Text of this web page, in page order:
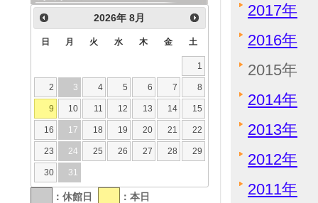
2017年
2016年
2015年
2014年
2013年
2012年
2011年
2026年8月
日 月 火 水 木 金 土
1
2 3 4 5 6 7 8
9 10 11 12 13 14 15
16 17 18 19 20 21 22
23 24 25 26 27 28 29
30 31
：休館日 ：本日